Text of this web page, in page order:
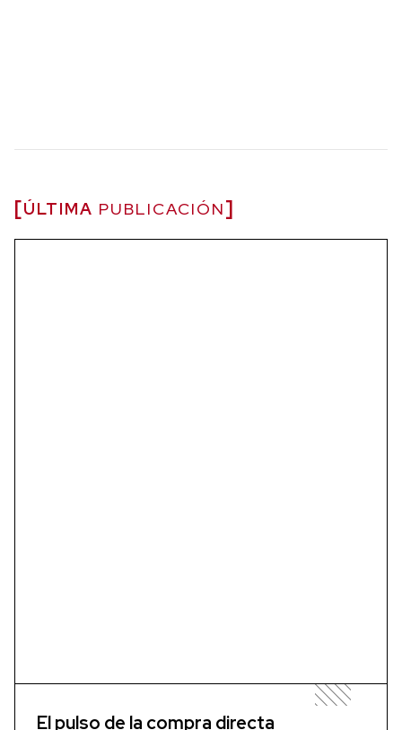
ÚLTIMA PUBLICACIÓN
El pulso de la compra directa